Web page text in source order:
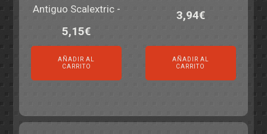
Antiguo Scalextric -
5,15€
AÑADIR AL
CARRITO
3,94€
AÑADIR AL
CARRITO